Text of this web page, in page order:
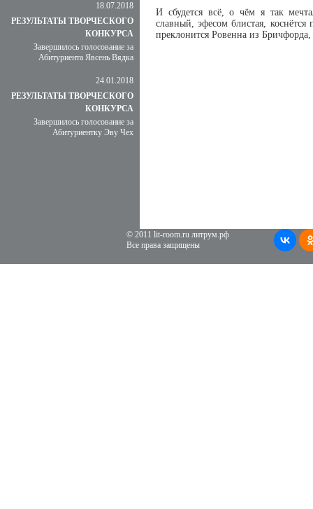
18.07.2018
РЕЗУЛЬТАТЫ ТВОРЧЕСКОГО
КОНКУРСА
Завершилось голосование за
Абитуриента Явсень Вядка
24.01.2018
РЕЗУЛЬТАТЫ ТВОРЧЕСКОГО
КОНКУРСА
Завершилось голосование за
Абитуриентку Эву Чех
И сбудется всё, о чём я так
славный, эфесом блистая,
преклонится Ровенна из
© 2011 lit-room.ru литрум.рф
Все права защищены